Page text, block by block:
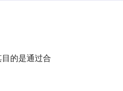
的是通过合